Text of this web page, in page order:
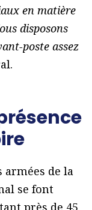
en matière
disposons
poste assez
armées de la
se font
près de 45